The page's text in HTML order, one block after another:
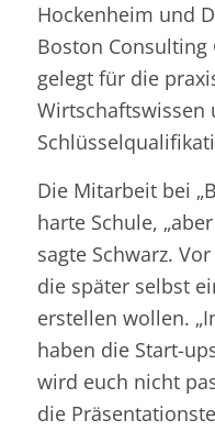
Hockenheim und
Boston
gelegt für die
Wirtschaftswissen
Die Mitarbeit bei
harte Schule,
sagte Schwarz.
die später selbst
erstellen wollen.
haben die Start-
wird euch nicht
die